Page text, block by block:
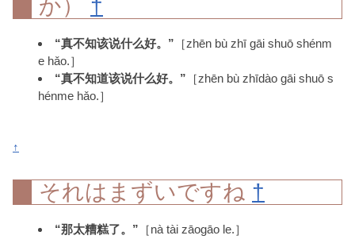
か） †
“真不知该说什么好。” ［zhēn bù zhī gāi shuō shénm
e hǎo.］
“真不知道该说什么好。” ［zhēn bù zhīdào gāi shuō s
hénme hǎo.］
↑
それはまずいですね †
“那太糟糕了。” ［nà tài zāogāo le.］